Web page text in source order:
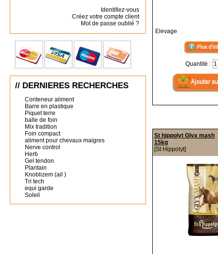
Identifiez-vous
Créez votre compte client
Mot de passe oublié ?
// DERNIERES RECHERCHES
Conteneur aliment
Barre en plastique
Piquet terre
balle de foin
Mix tradition
Foin compact
aliment pour chevaux maigres
Nerve control
Herb
Gel tendon
Plantain
Knoblizem (ail )
Tri tech
equi garde
Soleil
Elevage
Quantité :
St hippolyt Glyx mash
15kg
[St Hippolyt]